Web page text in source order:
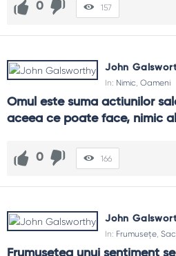
0 157
John
In: Nimic, Oameni
Omul este suma actiunilor
aceea ce poate face, nimic
0 166
John
In: Frumusețe,
Frumusetea unui sentiment